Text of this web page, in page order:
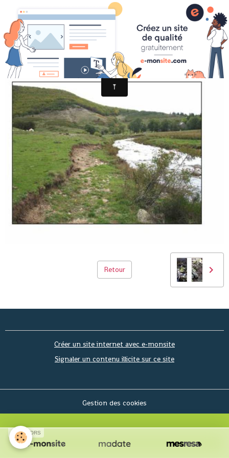
BOULTOU1 2007
Retour
Créer un site internet avec e-monsite
Signaler un contenu illicite sur ce site
Gestion des cookies
SPONSORS